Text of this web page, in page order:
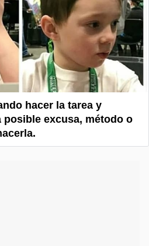
hacer la tarea y
posible excusa, método o